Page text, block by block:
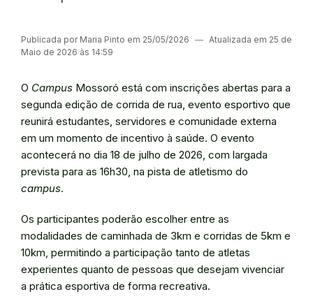
Publicada por Maria Pinto em 25/05/2026 ― Atualizada em 25 de
Maio de 2026 às 14:59
O Campus Mossoró está com inscrições abertas para a
segunda edição de corrida de rua, evento esportivo que
reunirá estudantes, servidores e comunidade externa
em um momento de incentivo à saúde. O evento
acontecerá no dia 18 de julho de 2026, com largada
prevista para as 16h30, na pista de atletismo do
campus.
Os participantes poderão escolher entre as
modalidades de caminhada de 3km e corridas de 5km e
10km, permitindo a participação tanto de atletas
experientes quanto de pessoas que desejam vivenciar
a prática esportiva de forma recreativa.